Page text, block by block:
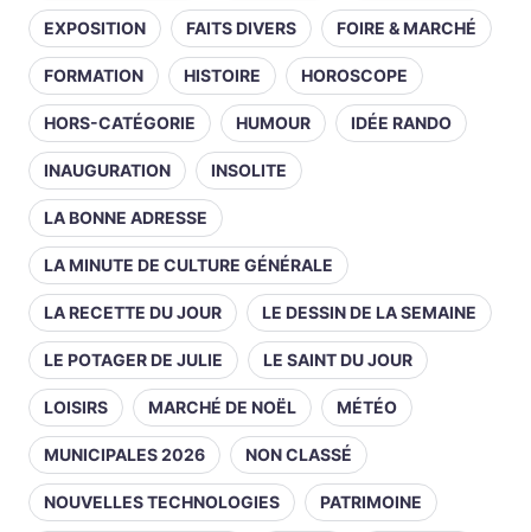
EXPOSITION FAITS DIVERS FOIRE & MARCHÉ
FORMATION HISTOIRE HOROSCOPE
HORS-CATÉGORIE HUMOUR IDÉE RANDO
INAUGURATION INSOLITE
LA BONNE ADRESSE
LA MINUTE DE CULTURE GÉNÉRALE
LA RECETTE DU JOUR LE DESSIN DE LA SEMAINE
LE POTAGER DE JULIE LE SAINT DU JOUR
LOISIRS MARCHÉ DE NOËL MÉTÉO
MUNICIPALES 2026 NON CLASSÉ
NOUVELLES TECHNOLOGIES PATRIMOINE